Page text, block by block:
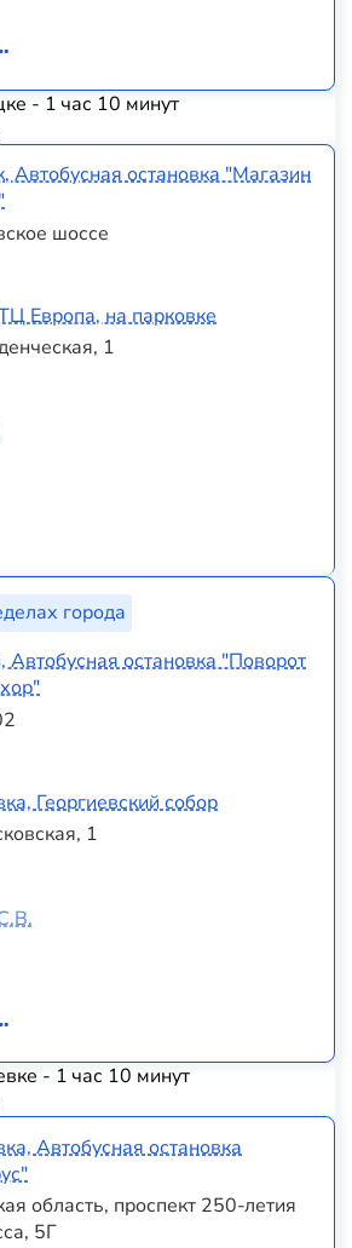
- 1 час 10 минут
Автобусная остановка "Магазин
шоссе
Европа, на парковке
1
города
Автобусная остановка "Поворот
Георгиевский собор
1
- 1 час 10 минут
Автобусная остановка
область, проспект 250-летия
5Г